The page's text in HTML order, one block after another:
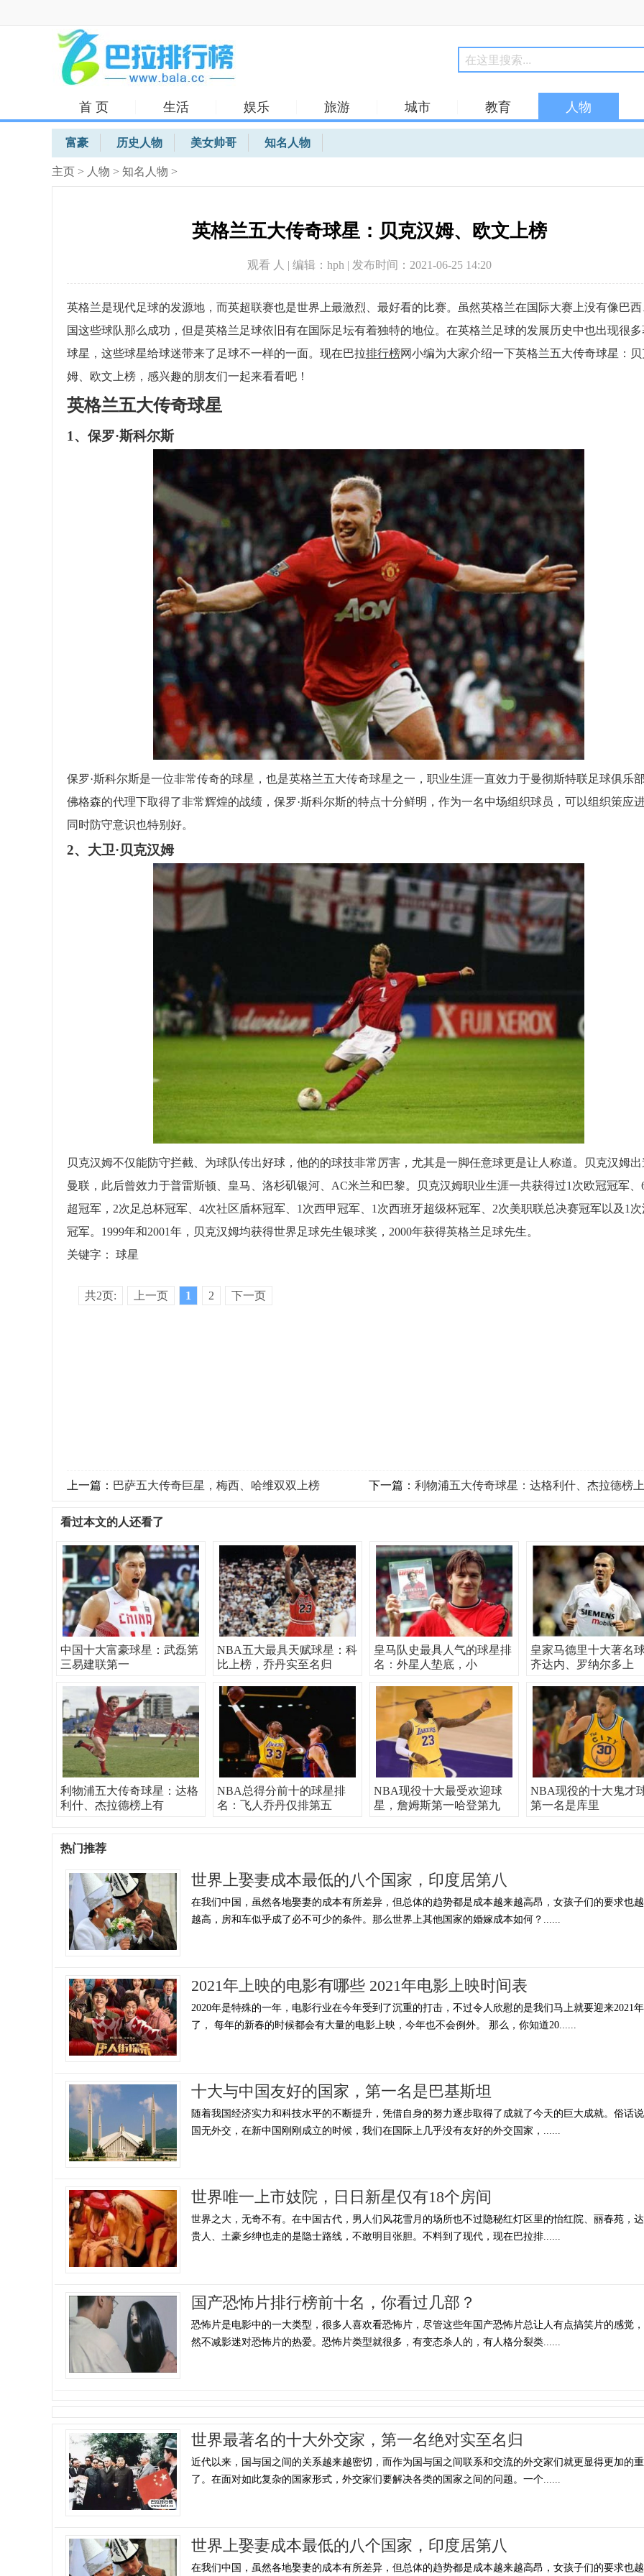
首 页 生活 娱乐 旅游 城市 教育
人物
体育
富豪 历史人物 美女帅哥 知名人物
主页 > 人物 > 知名人物 >
英格兰五大传奇球星：贝克汉姆、欧文上榜
观看 人 | 编辑：hph | 发布时间：2021-06-25 14:20
英格兰是现代足球的发源地，而英超联赛也是世界上最激烈、最好看的比赛。虽然英格兰在国际大赛上没有像巴
国这些球队那么成功，但是英格兰足球依旧有在国际足坛有着独特的地位。在英格兰足球的发展历史中也出现很
球星，这些球星给球迷带来了足球不一样的一面。现在巴拉排行榜网小编为大家介绍一下英格兰五大传奇球星：
姆、欧文上榜，感兴趣的朋友们一起来看看吧！
英格兰五大传奇球星
1、保罗·斯科尔斯
保罗·斯科尔斯是一位非常传奇的球星，也是英格兰五大传奇球星之一，职业生涯一直效力于曼彻斯特联足球俱乐
佛格森的代理下取得了非常辉煌的战绩，保罗·斯科尔斯的特点十分鲜明，作为一名中场组织球员，可以组织策应
同时防守意识也特别好。
2、大卫·贝克汉姆
贝克汉姆不仅能防守拦截、为球队传出好球，他的的球技非常厉害，尤其是一脚任意球更是让人称道。贝克汉姆
曼联，此后曾效力于普雷斯顿、皇马、洛杉矶银河、AC米兰和巴黎。贝克汉姆职业生涯一共获得过1次欧冠冠军、
超冠军，2次足总杯冠军、4次社区盾杯冠军、1次西甲冠军、1次西班牙超级杯冠军、2次美职联总决赛冠军以及1
冠军。1999年和2001年，贝克汉姆均获得世界足球先生银球奖，2000年获得英格兰足球先生。
关键字： 球星
共2页: 上一页 1 2 下一页
上一篇： 巴萨五大传奇巨星，梅西、哈维双双上榜 下一篇： 利物浦五大传奇球星：达格利什、杰拉德榜
看过本文的人还看了
中国十大富豪球星：武磊第
三易建联第一
NBA五大最具天赋球星：科
比上榜，乔丹实至名归
皇马队史最具人气的球星排
名：外星人垫底，小
皇家马德里十大著名
齐达内、罗纳尔多上
利物浦五大传奇球星：达格
利什、杰拉德榜上有
NBA总得分前十的球星排
名：飞人乔丹仅排第五
NBA现役十大最受欢迎球
星，詹姆斯第一哈登第九
NBA现役的十大鬼才
第一名是库里
热门推荐
世界上娶妻成本最低的八个国家，印度居第八
在我们中国，虽然各地娶妻的成本有所差异，但总体的趋势都是成本越来越高昂，女孩子们的要求也
越高，房和车似乎成了必不可少的条件。那么世界上其他国家的婚嫁成本如何？......
2021年上映的电影有哪些 2021年电影上映时间表
2020年是特殊的一年，电影行业在今年受到了沉重的打击，不过令人欣慰的是我们马上就要迎来2021年
了， 每年的新春的时候都会有大量的电影上映，今年也不会例外。 那么，你知道20......
十大与中国友好的国家，第一名是巴基斯坦
随着我国经济实力和科技水平的不断提升，凭借自身的努力逐步取得了成就了今天的巨大成就。俗话
国无外交，在新中国刚刚成立的时候，我们在国际上几乎没有友好的外交国家，......
世界唯一上市妓院，日日新星仅有18个房间
世界之大，无奇不有。在中国古代，男人们风花雪月的场所也不过隐秘红灯区里的怡红院、丽春苑，
贵人、土豪乡绅也走的是隐士路线，不敢明目张胆。不料到了现代，现在巴拉排......
国产恐怖片排行榜前十名，你看过几部？
恐怖片是电影中的一大类型，很多人喜欢看恐怖片，尽管这些年国产恐怖片总让人有点搞笑片的感觉
然不减影迷对恐怖片的热爱。恐怖片类型就很多，有变态杀人的，有人格分裂类......
世界最著名的十大外交家，第一名绝对实至名归
近代以来，国与国之间的关系越来越密切，而作为国与国之间联系和交流的外交家们就更显得更加的
了。在面对如此复杂的国家形式，外交家们要解决各类的国家之间的问题。一个......
世界上娶妻成本最低的八个国家，印度居第八
在我们中国，虽然各地娶妻的成本有所差异，但总体的趋势都是成本越来越高昂，女孩子们的要求也